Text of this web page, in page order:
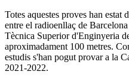
Totes aquestes proves han estat
entre el radioenllaç de
Tècnica Superior d'Enginyeria
aproximadament 100 metres.
estudis s'han pogut provar a la
2021-2022.